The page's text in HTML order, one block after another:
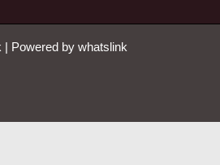
Powered by whatslink